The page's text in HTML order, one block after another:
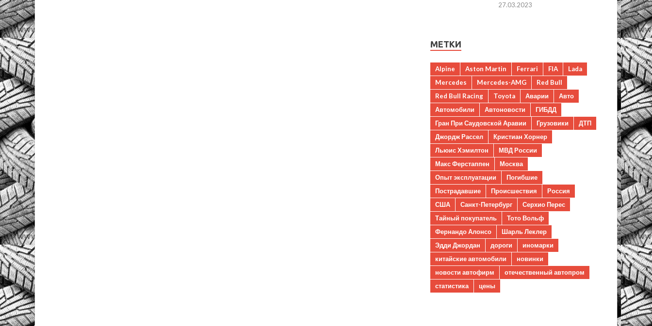
27.03.2023
МЕТКИ
Alpine Aston Martin Ferrari FIA
Lada
Mercedes
Mercedes-AMG
Red Bull
Red Bull Racing
Toyota Аварии
Авто
Автомобили
Автоновости
ГИБДД
Гран При Саудовской Аравии
Грузовики
ДТП
Джордж Рассел
Кристиан Хорнер
Льюис Хэмилтон
МВД России
Макс Ферстаппен
Москва
Опыт эксплуатации
Погибшие
Пострадавшие
Происшествия
Россия
США
Санкт-Петербург
Серхио Перес
Тайный покупатель
Тото Вольф
Фернандо Алонсо
Шарль Леклер
Эдди Джордан
дороги
иномарки
китайские автомобили
новинки
новости автофирм
отечественный автопром
статистика
цены